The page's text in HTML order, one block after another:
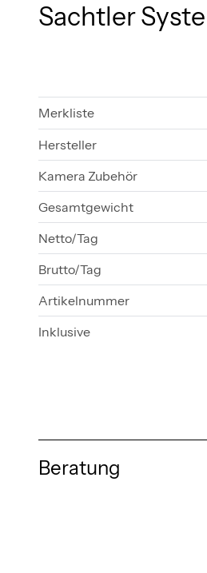
Sachtler
Merkliste
Hersteller
Kamera Zubehör
Gesamtgewicht
Netto/Tag
Brutto/Tag
Artikelnummer
Inklusive
Beratung